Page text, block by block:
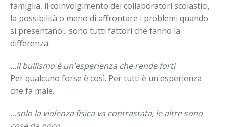
famiglia, il coinvolgimento dei collaboratori scolastici,
la possibilità o meno di affrontare i problemi quando
si presentano... sono tutti fattori che fanno la
differenza.
...il bullismo è un'esperienza che rende forti
Per qualcuno forse è così. Per tutti è un'esperienza
che fa male.
...solo la violenza fisica va contrastata, le altre sono